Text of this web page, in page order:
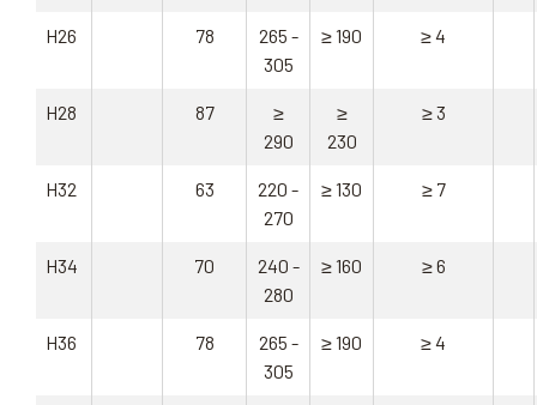
H26 78
265 -
305
≥ 190 ≥ 4
H28 87
≥
290
≥
230
≥ 3
H32 63
220 -
270
≥ 130 ≥ 7
H34 70
240 -
280
≥ 160 ≥ 6
H36 78
265 -
305
≥ 190 ≥ 4